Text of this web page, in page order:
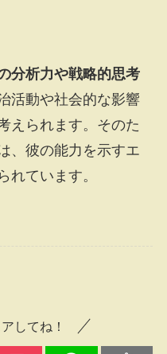
分析力や戦略的思考
活動や社会的な影響
えられます。そのた
、彼の能力を示すエ
れています。
してね！